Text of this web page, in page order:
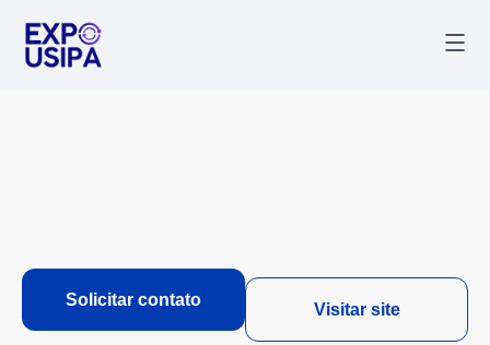
Solicitar contato
Visitar site